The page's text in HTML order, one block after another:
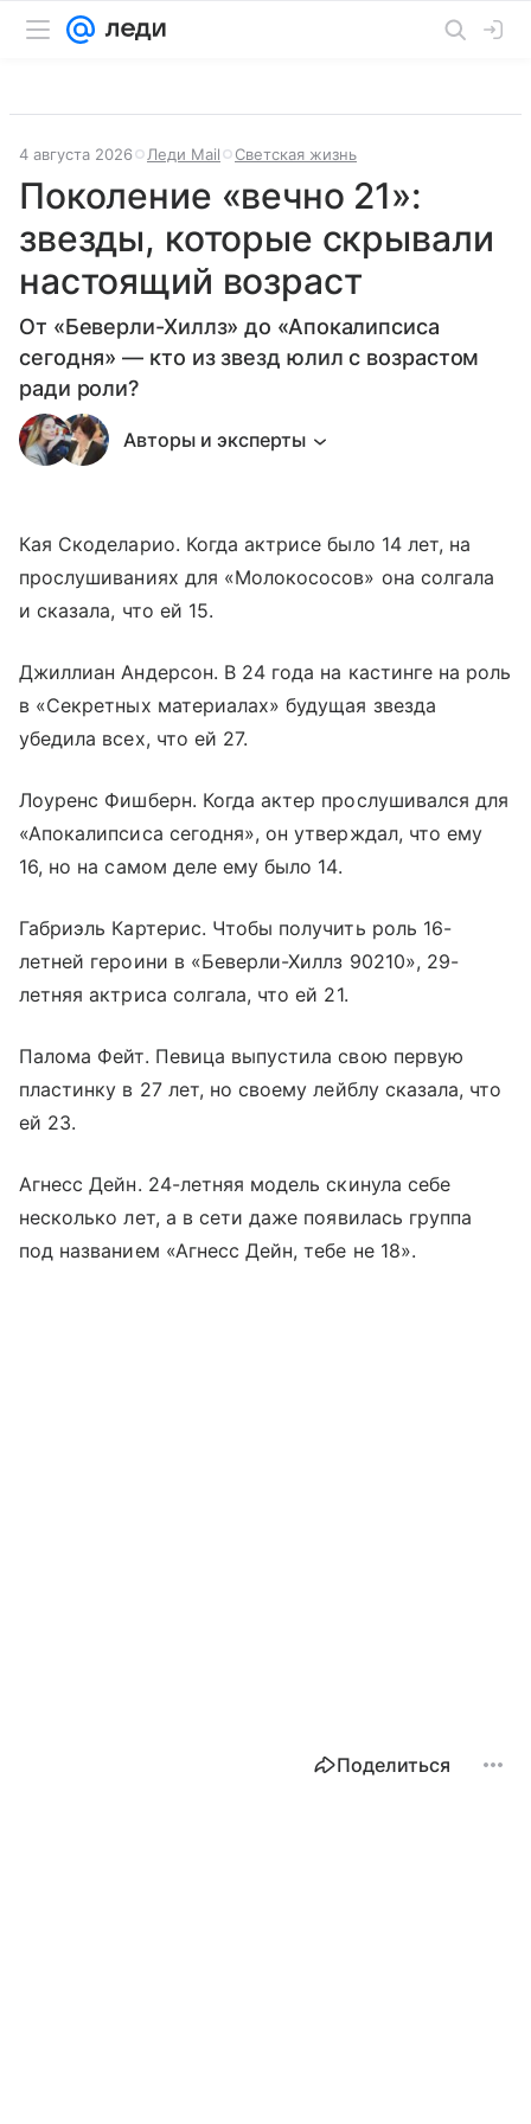
4 августа 2026 Леди Mail Светская жизнь
Поколение «вечно 21»:
звезды, которые скрывали
настоящий возраст
От «Беверли-Хиллз» до «Апокалипсиса
сегодня» — кто из звезд юлил с возрастом
ради роли?
Авторы и эксперты
Кая Скоделарио. Когда актрисе было 14 лет, на
прослушиваниях для «Молокососов» она солгала
и сказала, что ей 15.
Джиллиан Андерсон. В 24 года на кастинге на роль
в «Секретных материалах» будущая звезда
убедила всех, что ей 27.
Лоуренс Фишберн. Когда актер прослушивался для
«Апокалипсиса сегодня», он утверждал, что ему
16, но на самом деле ему было 14.
Габриэль Картерис. Чтобы получить роль 16-
летней героини в «Беверли-Хиллз 90210», 29-
летняя актриса солгала, что ей 21.
Палома Фейт. Певица выпустила свою первую
пластинку в 27 лет, но своему лейблу сказала, что
ей 23.
Агнесс Дейн. 24-летняя модель скинула себе
несколько лет, а в сети даже появилась группа
под названием «Агнесс Дейн, тебе не 18».
Поделиться